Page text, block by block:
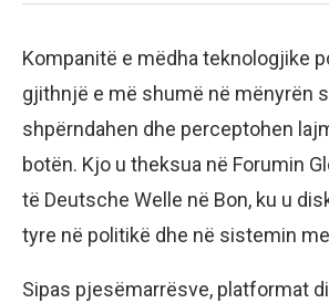
Kompanitë e mëdha teknologjike
gjithnjë e më shumë në mënyrën
shpërndahen dhe perceptohen
botën. Kjo u theksua në Forumin
të Deutsche Welle në Bon, ku u
tyre në politikë dhe në sistemin
Sipas pjesëmarrësve, platformat